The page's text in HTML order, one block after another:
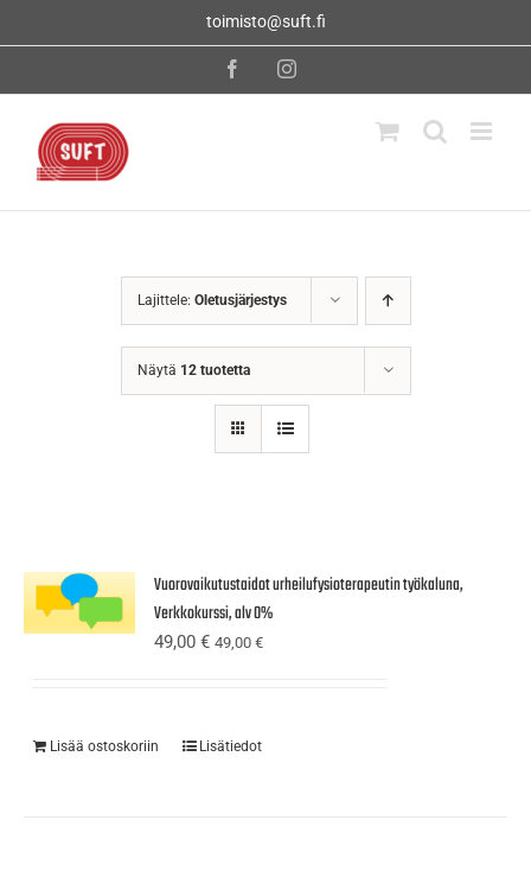
toimisto@suft.fi
FacebookInstagram
Lajittele: Oletusjärjestys
Näytä 12 tuotetta
Vuorovaikutustaidot urheilufysioterapeutin työkaluna,
Verkkokurssi, alv 0%
49,00€ 49,00€
Lisää ostoskoriin Lisätiedot